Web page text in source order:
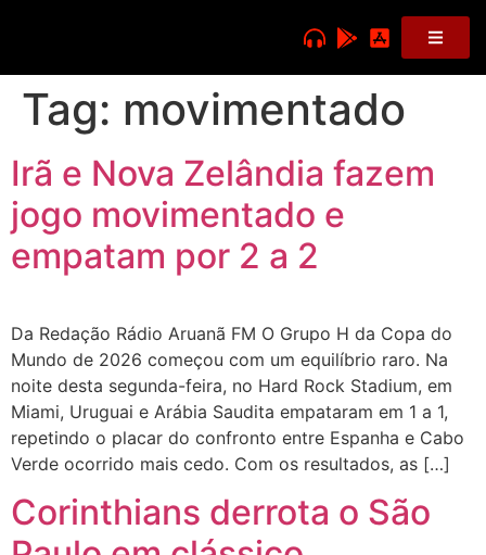
Tag: movimentado
Irã e Nova Zelândia fazem
jogo movimentado e
empatam por 2 a 2
Da Redação Rádio Aruanã FM O Grupo H da Copa do
Mundo de 2026 começou com um equilíbrio raro. Na
noite desta segunda-feira, no Hard Rock Stadium, em
Miami, Uruguai e Arábia Saudita empataram em 1 a 1,
repetindo o placar do confronto entre Espanha e Cabo
Verde ocorrido mais cedo. Com os resultados, as […]
Corinthians derrota o São